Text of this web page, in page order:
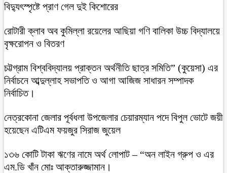
বিদ্যুৎস্পৃষ্টে প্রাণ গেল দুই কিশোরের
রোটারী ক্লাব অব কুমিল্লা রয়েলের আছিয়া গণি বালিকা উচ্চ বিদ্যালয়ে
বৃক্ষরোপন ও বিতরণ
চট্টগ্রাম বিশ্ববিদ্যালয় প্রাক্তন অর্থনীতি ছাত্র সমিতি” (কুয়েসা) এর
নির্বাচনে আব্দুল্লাহ সভাপতি ও আগা আজিজ সাধারন সম্পাদক
নির্বাচিত।
নেত্রকোনা জেলার পূর্বধলা উপজেলার চেয়ারম্যান পদে বিপুল ভোটে জয়ী
হয়েছেন এটিএম ফয়জুর সিরাজ জুয়েল
১৩৬ কোটি টাকা ঋণের নামে অর্থ লোপাট – “অন লাইন গ্রুপ ও এর
এম.ডি খাঁন মোঃ আক্তারুজ্জামান।